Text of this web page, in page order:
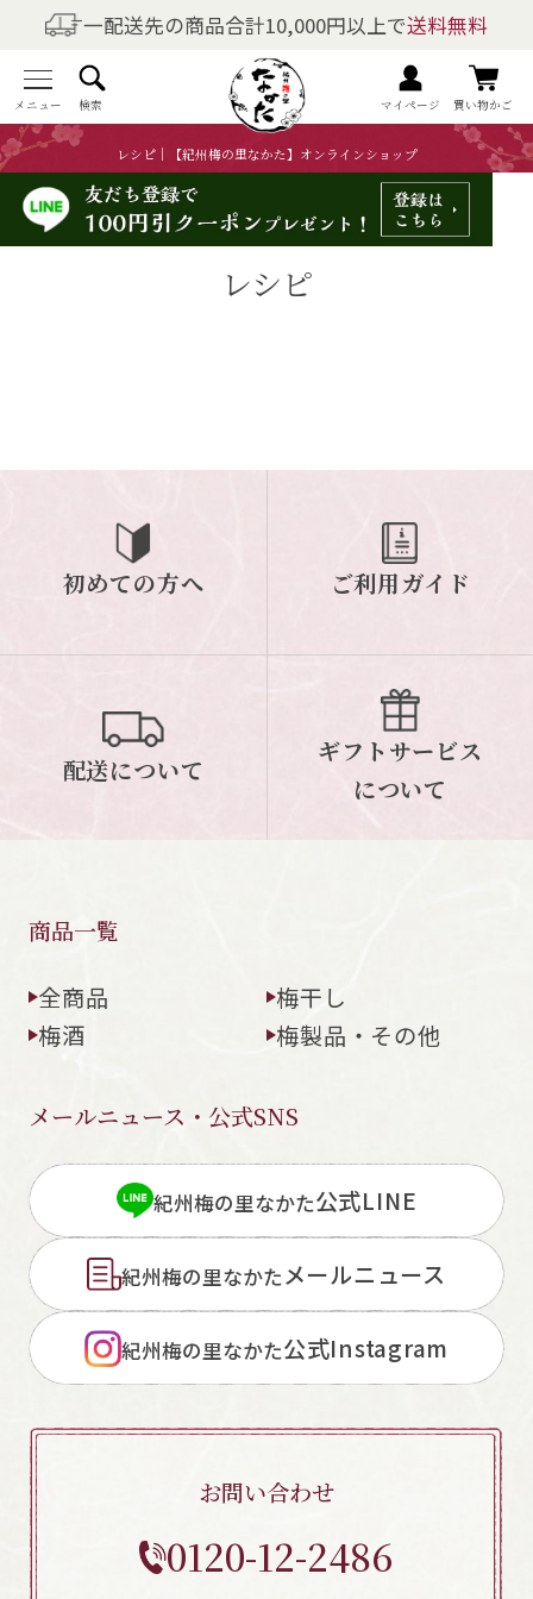
一配送先の商品合計10,000円以上で送料無料
メニュー 検索 マイページ 買い物かご
レシピ｜【紀州梅の里なかた】オンラインショップ
商品を探す
全商品一覧
梅干しの商品一覧
梅酒の商品一覧
梅製品・その他の商品一覧
初めての方へ ご利用ガイド
配送について ギフトサービス
について
お問い合わせ
休業日：日曜・祝日／土曜は不定休
お問い合わせフォームはこちら
閉じる
レシピ
初めての方へ ご利用ガイド
配送について
ギフトサービス
について
商品一覧
全商品
梅干し
梅酒
梅製品・その他
メールニュース・公式SNS
紀州梅の里なかた公式LINE
紀州梅の里なかたメールニュース
紀州梅の里なかた公式Instagram
お問い合わせ
0120-12-2486